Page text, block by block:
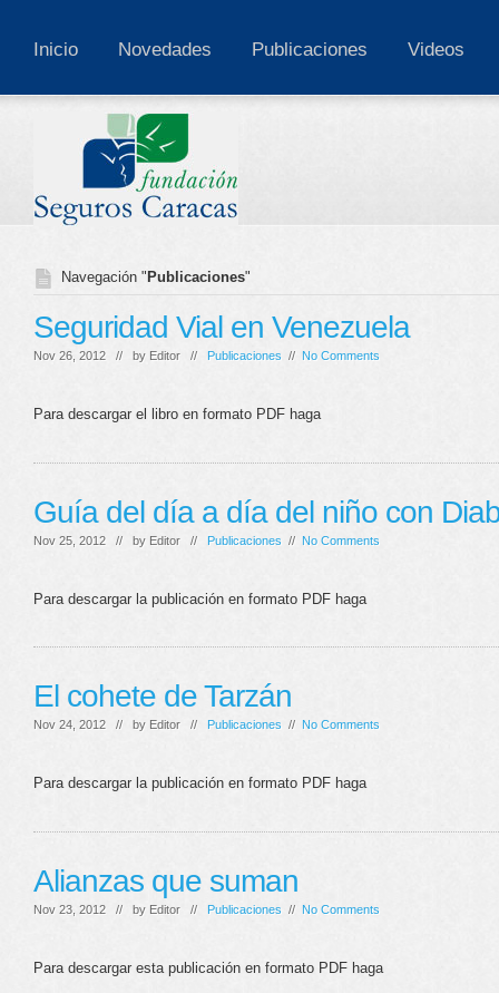
Inicio Novedades Publicaciones Videos
Navegación " Publicaciones"
Seguridad Vial en Venezuela
Nov 26, 2012 // by Editor // Publicaciones // No Comments
Para descargar el libro en formato PDF haga
Guía del día a día del niño con
Nov 25, 2012 // by Editor // Publicaciones // No Comments
Para descargar la publicación en formato PDF haga
El cohete de Tarzán
Nov 24, 2012 // by Editor // Publicaciones // No Comments
Para descargar la publicación en formato PDF haga
Alianzas que suman
Nov 23, 2012 // by Editor // Publicaciones // No Comments
Para descargar esta publicación en formato PDF haga